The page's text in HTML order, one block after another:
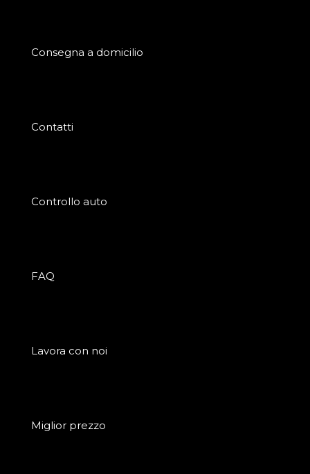
Consegna a domicilio
Contatti
Controllo auto
FAQ
Lavora con noi
Miglior prezzo